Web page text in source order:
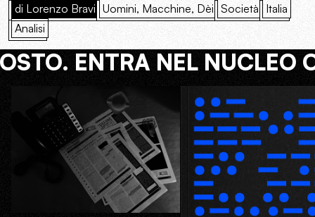
di Lorenzo Bravi Uomini, Macchine, Dèi Società Italia
Analisi
ENTRA NEL NUCLEO